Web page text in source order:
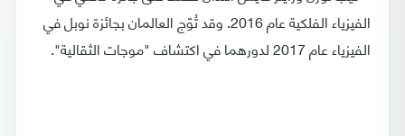
الفيزياء الفلكية عام 2016. وقد تُوّج العالمان بجائزة نوبل في
الفيزياء عام 2017 لدورهما في اكتشاف "موجات الثقالية".